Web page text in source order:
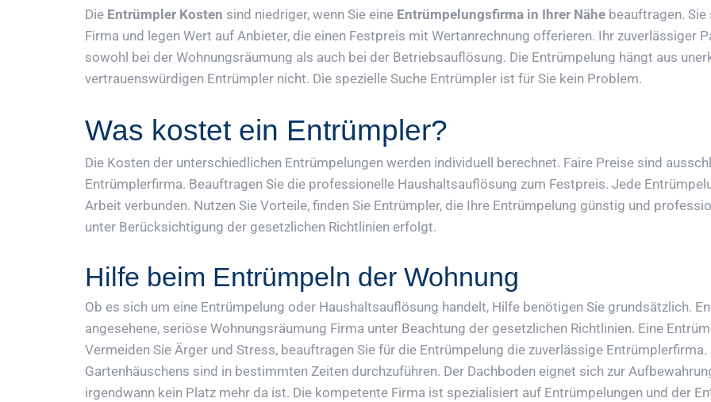
Die Entrümpler Kosten sind niedriger, wenn Sie eine Entrümpelungsfirma in Ihrer Nähe beauftragen.
Firma und legen Wert auf Anbieter, die einen Festpreis mit Wertanrechnung offerieren. Ihr zuverlässiger
sowohl bei der Wohnungsräumung als auch bei der Betriebsauflösung. Die Entrümpelung hängt aus
vertrauenswürdigen Entrümpler nicht. Die spezielle Suche Entrümpler ist für Sie kein Problem.
Was kostet ein Entrümpler?
Die Kosten der unterschiedlichen Entrümpelungen werden individuell berechnet. Faire Preise sind
Entrümplerfirma. Beauftragen Sie die professionelle Haushaltsauflösung zum Festpreis. Jede
Arbeit verbunden. Nutzen Sie Vorteile, finden Sie Entrümpler, die Ihre Entrümpelung günstig und
unter Berücksichtigung der gesetzlichen Richtlinien erfolgt.
Hilfe beim Entrümpeln der Wohnung
Ob es sich um eine Entrümpelung oder Haushaltsauflösung handelt, Hilfe benötigen Sie grundsätzlich.
angesehene, seriöse Wohnungsräumung Firma unter Beachtung der gesetzlichen Richtlinien. Eine
Vermeiden Sie Ärger und Stress, beauftragen Sie für die Entrümpelung die zuverlässige
Gartenhäuschens sind in bestimmten Zeiten durchzuführen. Der Dachboden eignet sich zur
irgendwann kein Platz mehr da ist. Die kompetente Firma ist spezialisiert auf Entrümpelungen und der